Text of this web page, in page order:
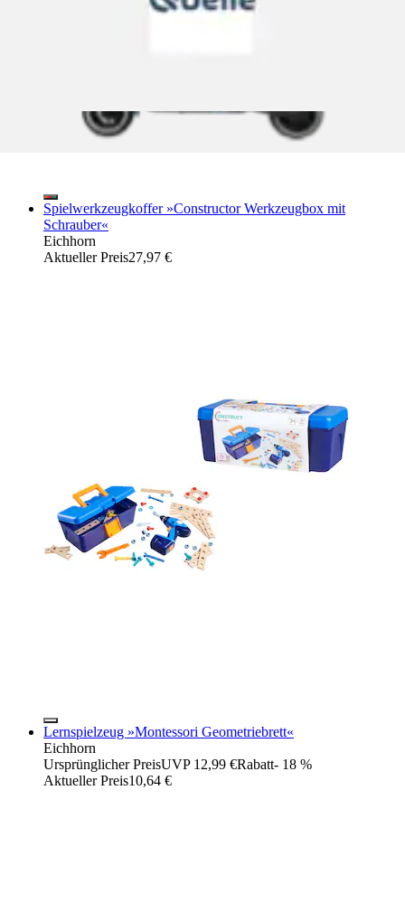
Spielwerkzeugkoffer »Constructor Werkzeugbox mit
Schrauber«
Eichhorn
Aktueller Preis27,97 €
Lernspielzeug »Montessori Geometriebrett«
Eichhorn
Ursprünglicher PreisUVP 12,99 €Rabatt- 18 %
Aktueller Preis10,64 €